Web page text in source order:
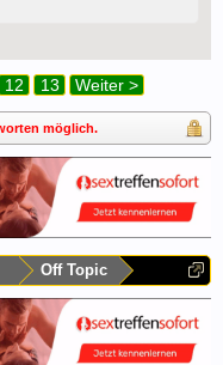
12 13 Weiter >
möglich.
& Umfragen
Off Topic